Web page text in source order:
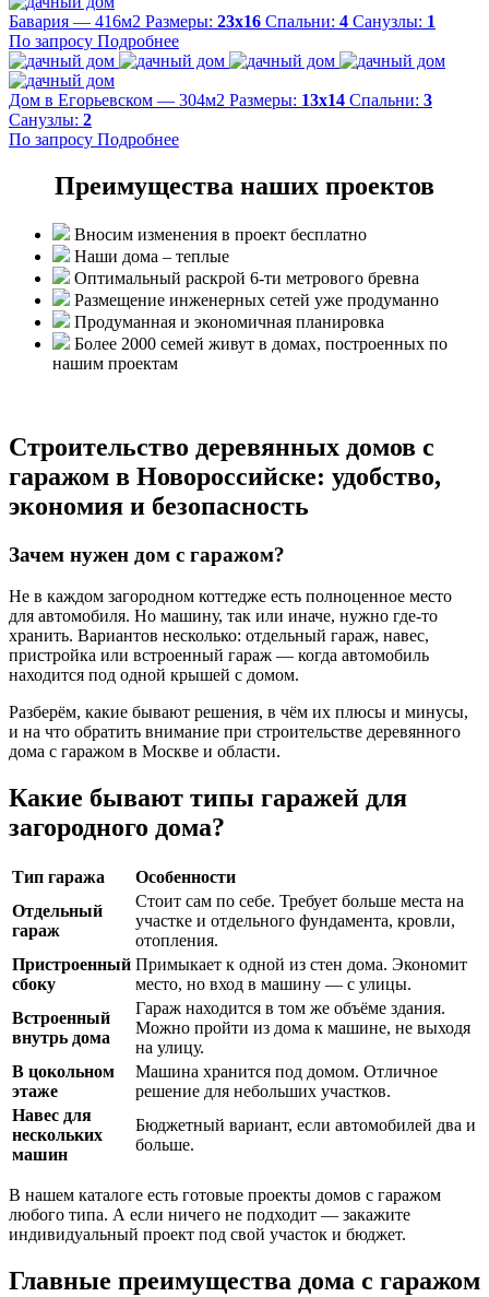
Бавария — 416м2 Размеры: 23х16 Спальни: 4 Санузлы: 1
По запросу Подробнее
Дом в Егорьевском — 304м2 Размеры: 13х14 Спальни: 3
Санузлы: 2
По запросу Подробнее
Преимущества наших проектов
Вносим изменения в проект бесплатно
Наши дома – теплые
Оптимальный раскрой 6-ти метрового бревна
Размещение инженерных сетей уже продуманно
Продуманная и экономичная планировка
Более 2000 семей живут в домах, построенных по
нашим проектам
Строительство деревянных домов с
гаражом в Новороссийске: удобство,
экономия и безопасность
Зачем нужен дом с гаражом?
Не в каждом загородном коттедже есть полноценное место
для автомобиля. Но машину, так или иначе, нужно где-то
хранить. Вариантов несколько: отдельный гараж, навес,
пристройка или встроенный гараж — когда автомобиль
находится под одной крышей с домом.
Разберём, какие бывают решения, в чём их плюсы и минусы,
и на что обратить внимание при строительстве деревянного
дома с гаражом в Москве и области.
Какие бывают типы гаражей для
загородного дома?
Тип гаража
Особенности
Отдельный
гараж
Стоит сам по себе. Требует больше места на
участке и отдельного фундамента, кровли,
отопления.
Пристроенный
сбоку
Примыкает к одной из стен дома. Экономит
место, но вход в машину — с улицы.
Встроенный
внутрь дома
Гараж находится в том же объёме здания.
Можно пройти из дома к машине, не выходя
на улицу.
В цокольном
этаже
Машина хранится под домом. Отличное
решение для небольших участков.
Навес для
нескольких
машин
Бюджетный вариант, если автомобилей два и
больше.
В нашем каталоге есть готовые проекты домов с гаражом
любого типа. А если ничего не подходит — закажите
индивидуальный проект под свой участок и бюджет.
Главные преимущества дома с гаражом